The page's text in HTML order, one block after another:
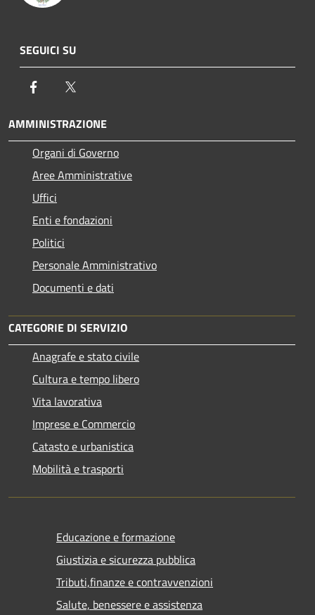
SEGUICI SU
Facebook
AMMINISTRAZIONE
Organi di Governo
Aree Amministrative
Uffici
Enti e fondazioni
Politici
Personale Amministrativo
Documenti e dati
CATEGORIE DI SERVIZIO
Anagrafe e stato civile
Cultura e tempo libero
Vita lavorativa
Imprese e Commercio
Catasto e urbanistica
Mobilità e trasporti
Educazione e formazione
Giustizia e sicurezza pubblica
Tributi,finanze e contravvenzioni
Salute, benessere e assistenza